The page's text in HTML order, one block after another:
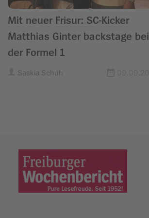
Mit neuer Frisur: SC-Kicker
Matthias Ginter backstage bei
der Formel 1
Saskia Schuh